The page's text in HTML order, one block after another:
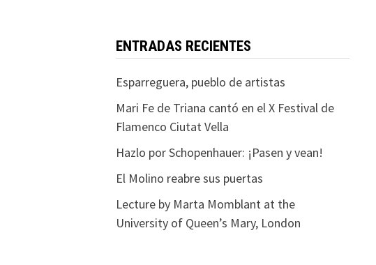
ENTRADAS RECIENTES
Esparreguera, pueblo de artistas
Mari Fe de Triana cantó en el X Festival de
Flamenco Ciutat Vella
Hazlo por Schopenhauer: ¡Pasen y vean!
El Molino reabre sus puertas
Lecture by Marta Momblant at the
University of Queen’s Mary, London